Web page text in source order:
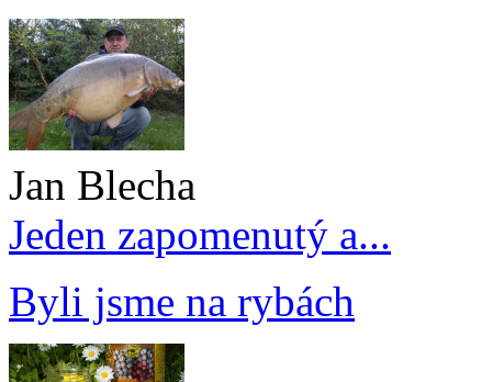
Jan Blecha
Jeden zapomenutý a...
Byli jsme na rybách